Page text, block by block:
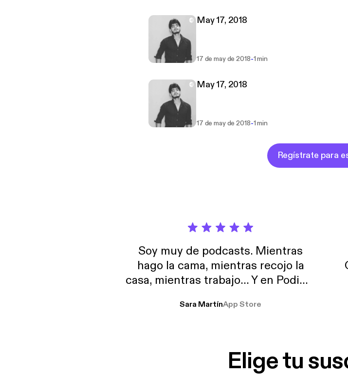
May 17, 2018
17 de may de 2018-1 min
May 17, 2018
17 de may de 2018-1 min
Regístrate para
Soy muy de podcasts. Mientras
hago la cama, mientras recojo la
casa, mientras trabajo… Y en Podimo
encantan. De emprendimiento, de
Sara MartínApp Store
Elige tu